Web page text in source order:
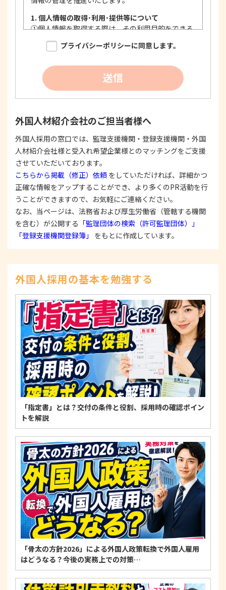
1. 個人情報の取得･利用･提供等について
①個人情報を取得する際は、その利用目的をできる
限り明確に特定し、その目的達成に必要な限度に
おいて適法かつ公正な手段を用い、同意を得て取
個人情報を利用する際は、本人に明示、通知、ま
たは公表した利用目的の範囲内に限定し、それに
反する目的外利用を行なわないための措置を講じ
する際は、本人が同意を与えた利用目的の範囲内
で、適法にこれを行います。
2. 安全対策の実施について
個人情報の正確性およびその利用の安全性を確保す
るため、情報セキュリティ対策を始めとする安全措
置を構築し、個人情報への不正アクセス、個人情報
の漏洩、滅失または毀損等の的確な防止とセキュリ
ティの是正に努めます。
3. 苦情および相談等に対する適正な対応について
本人からの苦情および相談があった場合には、適切
示、訂正、削除、または利用もしくは提供の停止等
を求められたときは、適法かつ遅滞なく応じます。
4. 法令・指針・規範の遵守について
適正な個人情報保護の実現のため、個人情報の取扱
いに関する法令、国が定める指針およびその他の規
範を遵守します。
個人情報に関するお問い合わせ窓口
〒125-0061東京都葛飾区亀有3-21-11 藍ビル202
TEL：0120-550-580
株式会社 アルフォース･ワン 個人情報保護担当
プライバシーポリシーに同意します。
送信
外国人材紹介会社のご担当者様へ
外国人採用の窓口では、監理支援機関・登録支援機関・外国
人材紹介会社様と受入れ希望企業様とのマッチングをご支援
させていただいております。
こちらから掲載（修正）依頼 をしていただければ、詳細かつ
正確な情報をアップすることができ、より多くのPR活動を行
うことができますので、お気軽にご連絡ください。
なお、当ページは、法務省および厚生労働省（管轄する機関
を含む）が公開する 「監理団体の検索（許可監理団体）」
「登録支援機関登録簿」
をもとに作成しています。
外国人採用の基本を勉強する
「指定書」とは？交付の条件と役割、採用時の確認ポイン
トを解説
「骨太の方針2026」による外国人政策転換で外国人雇用
はどうなる？今後の実務上での対策…